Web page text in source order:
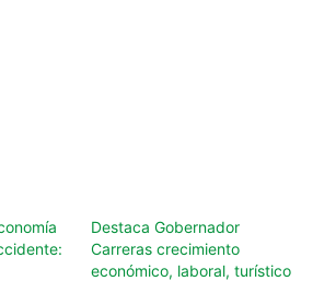
Destaca Gobernador
Carreras crecimiento
económico, laboral, turístico